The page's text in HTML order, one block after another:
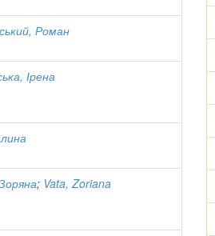
Роман
Ірена
; Vata, Zoriana